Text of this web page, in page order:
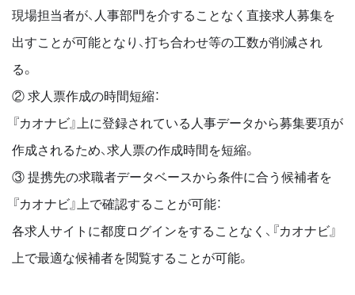
現場担当者が、人事部門を介することなく直接求人募集を
出すことが可能となり、打ち合わせ等の工数が削減され
る。
② 求人票作成の時間短縮：
『カオナビ』上に登録されている人事データから募集要項が
作成されるため、求人票の作成時間を短縮。
③ 提携先の求職者データベースから条件に合う候補者を
『カオナビ』上で確認することが可能：
各求人サイトに都度ログインをすることなく、『カオナビ』
上で最適な候補者を閲覧することが可能。